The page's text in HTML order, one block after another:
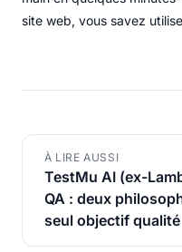
site web, vous savez
À LIRE AUSSI
TestMu AI (ex-
QA : deux
seul objectif qualité